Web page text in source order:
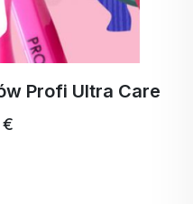
Profi Ultra Care
€